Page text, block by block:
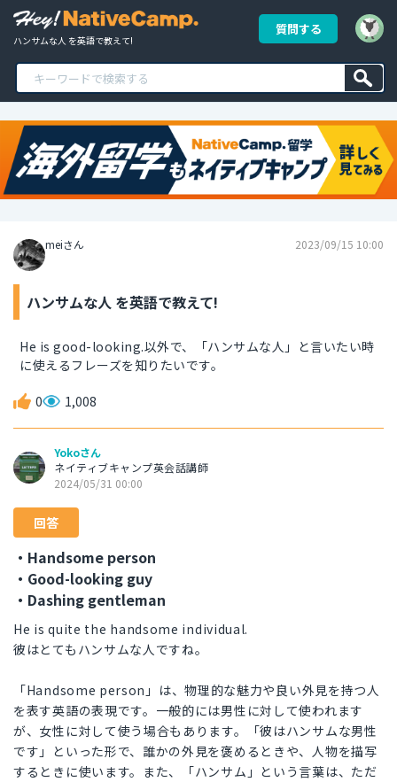
ハンサムな人 を英語で教えて!
質問する
meiさん 2023/09/15 10:00
ハンサムな人 を英語で教えて!
He is good-looking.以外で、「ハンサムな人」と言いたい時
に使えるフレーズを知りたいです。
0 1,008
Yokoさん
ネイティブキャンプ英会話講師
2024/05/31 00:00
回答
・Handsome person
・Good-looking guy
・Dashing gentleman
He is quite the handsome individual.
彼はとてもハンサムな人ですね。
「Handsome person」は、物理的な魅力や良い外見を持つ人
を表す英語の表現です。一般的には男性に対して使われます
が、女性に対して使う場合もあります。「彼はハンサムな男性
です」といった形で、誰かの外見を褒めるときや、人物を描写
するときに使います。また、「ハンサム」という言葉は、ただ